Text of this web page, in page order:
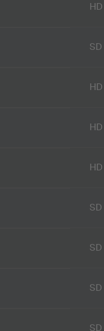
HD
SD
HD
HD
HD
SD
SD
SD
SD